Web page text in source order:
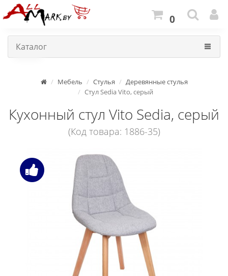
0
Каталог
Мебель Стулья
Деревянные стулья
Стул Sedia Vito, серый
Кухонный стул Vito Sedia, серый
(Код товара: 1886-35)